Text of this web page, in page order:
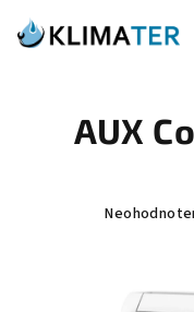
obsah
AUX
Priemerné